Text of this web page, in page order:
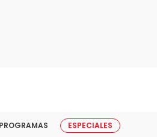
PROGRAMAS ESPECIALES